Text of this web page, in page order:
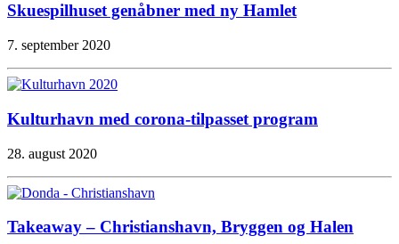
Skuespilhuset genåbner med ny Hamlet
7. september 2020
Kulturhavn med corona-tilpasset program
28. august 2020
Takeaway – Christianshavn, Bryggen og Halen